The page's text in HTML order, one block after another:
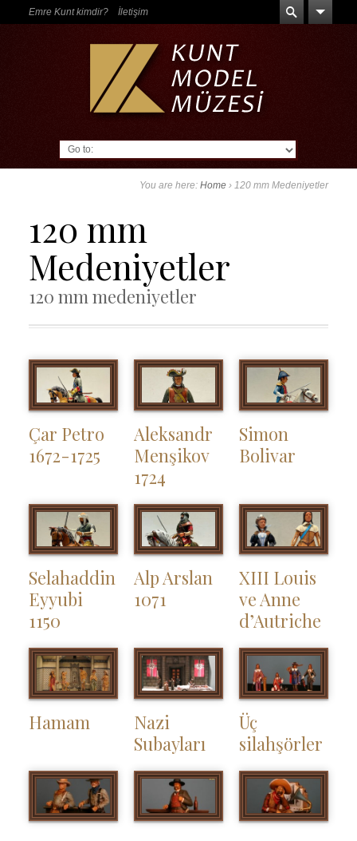
Emre Kunt kimdir? İletişim
You are here:Home ›120 mm Medeniyetler
120 mm
Medeniyetler
120 mm medeniyetler
Çar Petro
1672-1725
Aleksandr
Menşikov
1724
Simon
Bolivar
Selahaddin
Eyyubi
1150
Alp Arslan
1071
XIII Louis
ve Anne
d’Autriche
Hamam
Nazi
Subayları
Üç
silahşörler